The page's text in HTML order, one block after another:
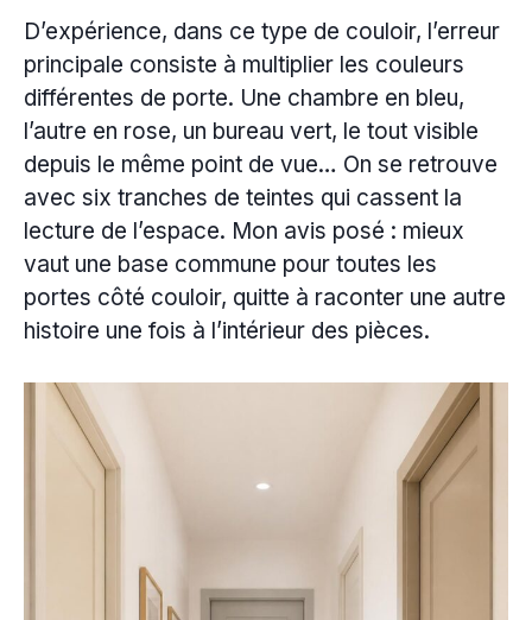
D’expérience, dans ce type de couloir, l’erreur
principale consiste à multiplier les couleurs
différentes de porte. Une chambre en bleu,
l’autre en rose, un bureau vert, le tout visible
depuis le même point de vue… On se retrouve
avec six tranches de teintes qui cassent la
lecture de l’espace. Mon avis posé : mieux
vaut une base commune pour toutes les
portes côté couloir, quitte à raconter une autre
histoire une fois à l’intérieur des pièces.